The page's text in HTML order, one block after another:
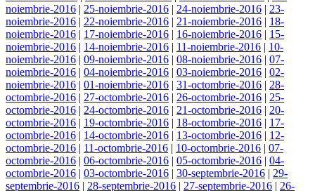
noiembrie-2016 | 25-noiembrie-2016 | 24-noiembrie-2016 | 23-
noiembrie-2016 | 22-noiembrie-2016 | 21-noiembrie-2016 | 18-
noiembrie-2016 | 17-noiembrie-2016 | 16-noiembrie-2016 | 15-
noiembrie-2016 | 14-noiembrie-2016 | 11-noiembrie-2016 | 10-
noiembrie-2016 | 09-noiembrie-2016 | 08-noiembrie-2016 | 07-
noiembrie-2016 | 04-noiembrie-2016 | 03-noiembrie-2016 | 02-
noiembrie-2016 | 01-noiembrie-2016 | 31-octombrie-2016 | 28-
octombrie-2016 | 27-octombrie-2016 | 26-octombrie-2016 | 25-
octombrie-2016 | 24-octombrie-2016 | 21-octombrie-2016 | 20-
octombrie-2016 | 19-octombrie-2016 | 18-octombrie-2016 | 17-
octombrie-2016 | 14-octombrie-2016 | 13-octombrie-2016 | 12-
octombrie-2016 | 11-octombrie-2016 | 10-octombrie-2016 | 07-
octombrie-2016 | 06-octombrie-2016 | 05-octombrie-2016 | 04-
octombrie-2016 | 03-octombrie-2016 | 30-septembrie-2016 | 29-
septembrie-2016 | 28-septembrie-2016 | 27-septembrie-2016 | 26-